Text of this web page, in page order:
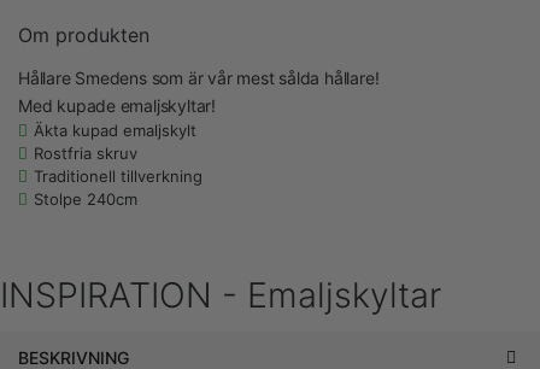
Om produkten
Hållare Smedens som är vår mest sålda hållare!
Med kupade emaljskyltar!
Äkta kupad emaljskylt
Rostfria skruv
Traditionell tillverkning
Stolpe 240cm
INSPIRATION - Emaljskyltar
BESKRIVNING